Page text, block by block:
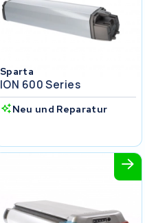
Sparta
ION 600 Series
Neu und Reparatur